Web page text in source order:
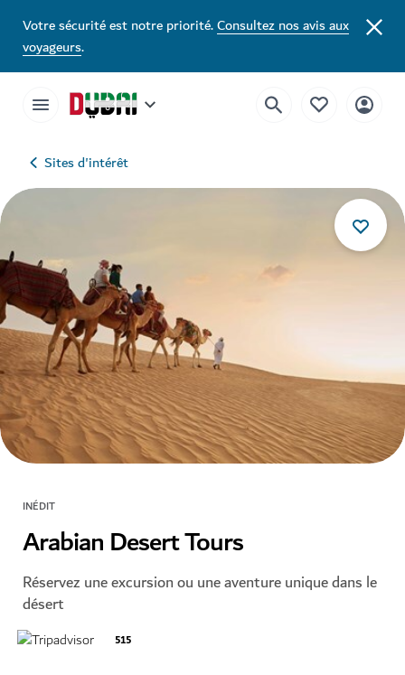
Votre sécurité est notre priorité.Consultez nos avis aux
voyageurs.
Sites d'intérêt
INÉDIT
Arabian Desert Tours
Réservez une excursion ou une aventure unique dans le
désert
515